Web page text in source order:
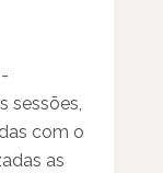
sessões,
com o
as